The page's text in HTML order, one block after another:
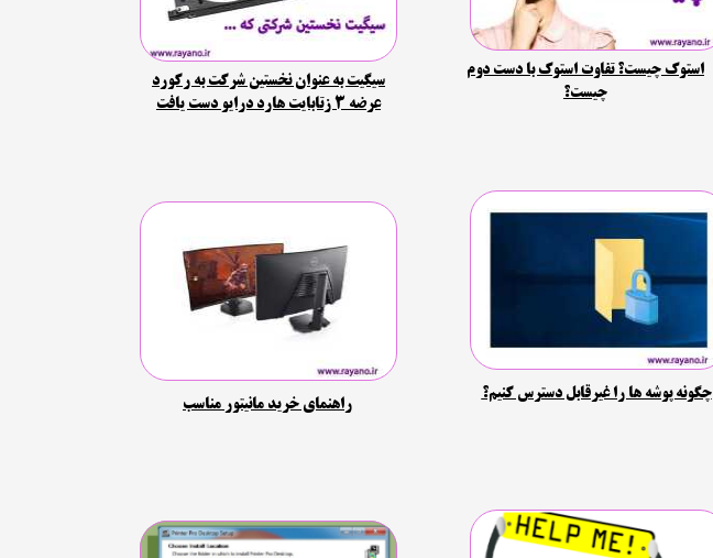
سیگیت به عنوان نخستین شرکت به رکورد
عرضه 3 زتابایت هارد درایو دست یافت
استوک چیست؟ تفاوت استوک با دست دوم
چیست؟
راهنمای خرید مانیتور مناسب
چگونه پوشه ها را غیرقابل دسترس کنیم؟